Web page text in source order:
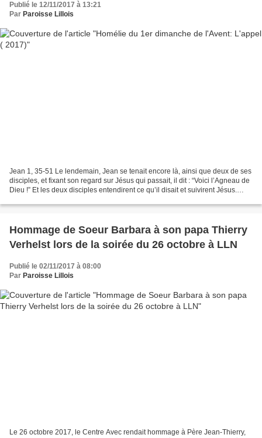
Publié le 12/11/2017 à 13:21
Par Paroisse Lillois
Jean 1, 35-51 Le lendemain, Jean se tenait encore là, ainsi que deux de ses
disciples, et fixant son regard sur Jésus qui passait, il dit : “Voici l’Agneau de
Dieu !” Et les deux disciples entendirent ce qu’il disait et suivirent Jésus.
Hommage de Soeur Barbara à son papa Thierry
Verhelst lors de la soirée du 26 octobre à LLN
Publié le 02/11/2017 à 08:00
Par Paroisse Lillois
Le 26 octobre 2017, le Centre Avec rendait hommage à Père Jean-Thierry,